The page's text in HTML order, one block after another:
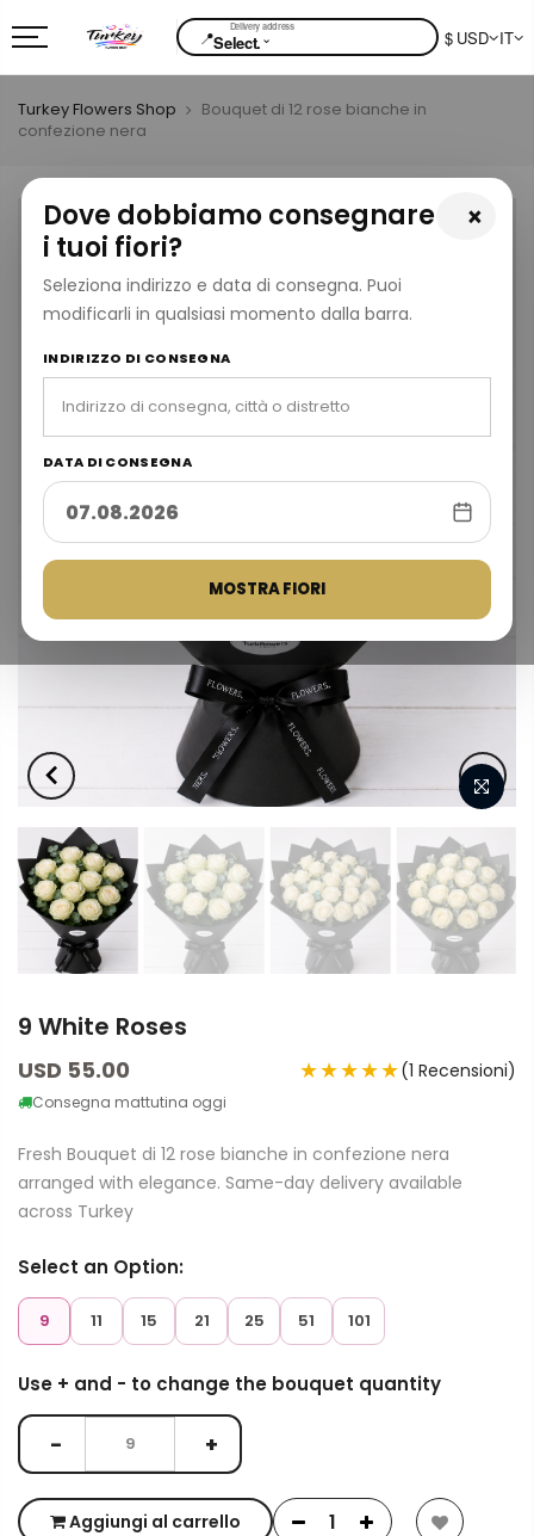
📍Select.⌄ $ USD IT
×
Dove dobbiamo consegnare
i tuoi fiori?
Seleziona indirizzo e data di consegna. Puoi
modificarli in qualsiasi momento dalla barra.
INDIRIZZO DI CONSEGNA
DATA DI CONSEGNA
MOSTRA FIORI
Turkey Flowers Shop
Bouquet di 12 rose bianche in
confezione nera
9 White Roses
USD 55.00
Consegna mattutina oggi
★★★★★(1 Recensioni)
Fresh Bouquet di 12 rose bianche in confezione nera
arranged with elegance. Same-day delivery available
across Turkey
Select an Option:
9 11 15 21 25 51 101
Use + and - to change the bouquet quantity
− +
Aggiungi al carrello